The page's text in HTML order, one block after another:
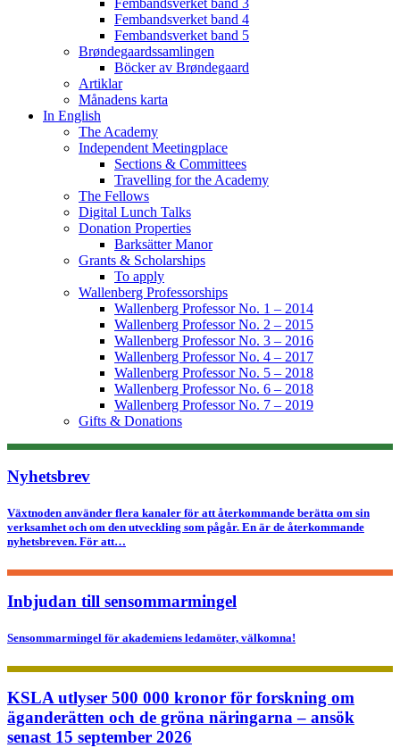
Fembandsverket band 3
Fembandsverket band 4
Fembandsverket band 5
Brøndegaardssamlingen
Böcker av Brøndegaard
Artiklar
Månadens karta
In English
The Academy
Independent Meetingplace
Sections & Committees
Travelling for the Academy
The Fellows
Digital Lunch Talks
Donation Properties
Barksätter Manor
Grants & Scholarships
To apply
Wallenberg Professorships
Wallenberg Professor No. 1 – 2014
Wallenberg Professor No. 2 – 2015
Wallenberg Professor No. 3 – 2016
Wallenberg Professor No. 4 – 2017
Wallenberg Professor No. 5 – 2018
Wallenberg Professor No. 6 – 2018
Wallenberg Professor No. 7 – 2019
Gifts & Donations
Nyhetsbrev
Växtnoden använder flera kanaler för att återkommande berätta om sin
verksamhet och om den utveckling som pågår. En är de återkommande
nyhetsbreven. För att…
Inbjudan till sensommarmingel
Sensommarmingel för akademiens ledamöter, välkomna!
KSLA utlyser 500 000 kronor för forskning om
äganderätten och de gröna näringarna – ansök
senast 15 september 2026